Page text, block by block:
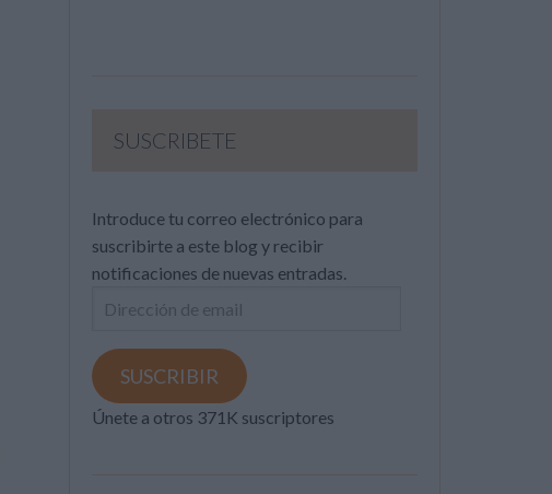
SUSCRIBETE
Introduce tu correo electrónico para
suscribirte a este blog y recibir
notificaciones de nuevas entradas.
Dirección
email
SUSCRIBIR
Únete a otros 371K suscriptores